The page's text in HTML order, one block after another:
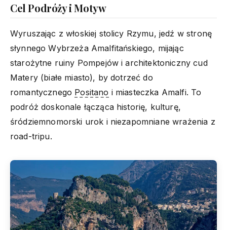
Cel Podróży i Motyw
Wyruszając z włoskiej stolicy Rzymu, jedź w stronę
słynnego Wybrzeża Amalfitańskiego, mijając
starożytne ruiny Pompejów i architektoniczny cud
Matery (białe miasto), by dotrzeć do
romantycznego Positano i miasteczka Amalfi. To
podróż doskonale łącząca historię, kulturę,
śródziemnomorski urok i niezapomniane wrażenia z
road-tripu.